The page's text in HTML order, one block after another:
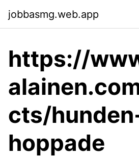
jobbasmg.web.app
https://
cts/
hoppade